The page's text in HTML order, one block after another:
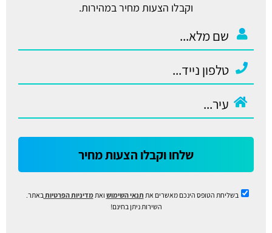
וקבלו הצעות מחיר במהירות.
שלחו וקבלו הצעות מחיר
בשליחת הטופס הינכם מאשרים את תנאי השימוש ואתמדיניות הפרטיותבאתר.
השירות ניתן בחינם!